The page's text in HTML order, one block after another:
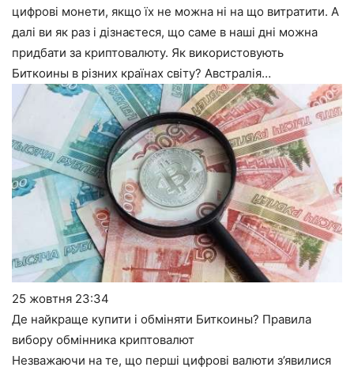
цифрові монети, якщо їх не можна ні на що витратити. А
далі ви як раз і дізнаєтеся, що саме в наші дні можна
придбати за криптовалюту. Як використовують
Биткоины в різних країнах світу? Австралія…
25 жовтня 23:34
Де найкраще купити і обміняти Биткоины? Правила
вибору обмінника криптовалют
Незважаючи на те, що перші цифрові валюти з’явилися